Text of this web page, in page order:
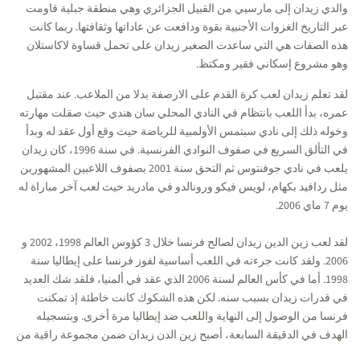
والدي زيدان إلى مارسيي من القبيل الجزائري وهي منطقة جبلية قاومت
عبر التاريخ الغزوات الأجنبية بقوة ودافعت عن عاداتها وثقافتها. ربما كانت
هذه الصفات هي التي ساعدت الصغير زيدان على تحمل قساوة لاكاستلان
وهو مشروع إسكاني فقير ومكتظ.
لقد تعلم زيدان لعب كرة القدم على الارصفة بدلا من الملاعب. عند مقتبل
عمره، بدأ اللعب بانتظام في النادي المحلي سان هندي حيث صقلت مهارته
وخوله ذلك إلى نادي سبتمس الأولمبية للرياضة حيث وقع أول عقد له وبدأ
في التألق السريع في صفوف النوادي الفرنسية. في سنة 1996، كان زيدان
يلعب في نادي جوفنتوس ثم التحق سنة 2001 بصفوف اللاعبين المشهورين
مثل ردافيد بكهام، لويس فيكو ورونالدو في مادريد حيث لعب آخر مباراة له
يوم 7 ماي 2006.
لقد لعب زين الدين زيدان لصالح فرنسا خلال 3 كؤوس العالم 1998، 2002 و
2006. ولقد كانت جرءته في اللعب أساسية لفوز فرنسا على إيطاليا سنة
1998. أما في كأس العالم لسنة 2006 الذي عقد في ألمنيا، فلقد شك العديد
في قدرات زيدان بسبب سنه. لكن هذه الشكوك كانت خاطئة إذ تمكنت
فرنسا من الوصول إلى النهاية واللعب ضد إيطاليا مرة أخرى. وبتسجيله
الهدف في الدقيقة السابعة، أصبح زين الدن زيدان ضمن مجموعة راقية من